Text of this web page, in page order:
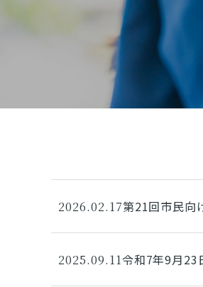
2026.02.17第21回市民向
2025.09.11令和7年9月23